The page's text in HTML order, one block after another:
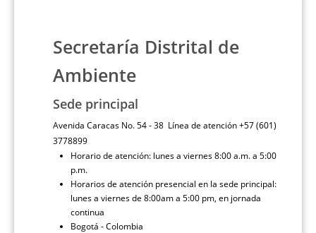
Secretaría Distrital de
Ambiente
Sede principal
Avenida Caracas No. 54 - 38 Línea de atención +57 (601)
3778899
Horario de atención: lunes a viernes 8:00 a.m. a 5:00
p.m.
Horarios de atención presencial en la sede principal:
lunes a viernes de 8:00am a 5:00 pm, en jornada
continua
Bogotá - Colombia